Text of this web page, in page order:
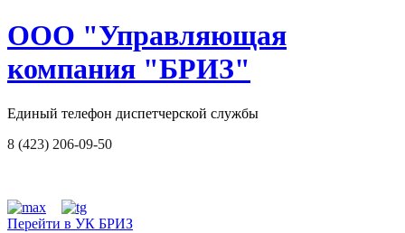
ООО "Управляющая
компания "БРИЗ"
Единый телефон диспетчерской службы
8 (423) 206-09-50
Перейти в УК БРИЗ